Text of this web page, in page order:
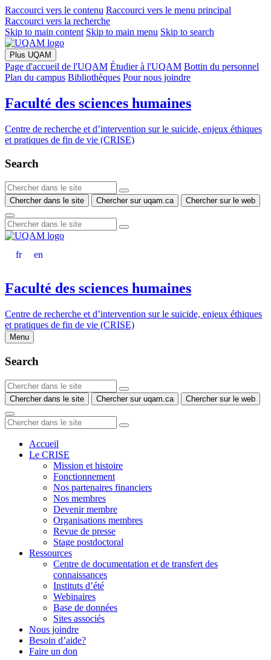
Raccourci vers le contenu Raccourci vers le menu principal
Raccourci vers la recherche
Skip to main content Skip to main menu Skip to search
Plus UQAM
Page d'accueil de l'UQAM Étudier à l'UQAM Bottin du personnel
Plan du campus Bibliothèques Pour nous joindre
Faculté des sciences humaines
Centre de recherche et d’intervention sur le suicide, enjeux éthiques
et pratiques de fin de vie (CRISE)
Search
Chercher dans le site Chercher sur uqam.ca Chercher sur le web
fr en
Faculté des sciences humaines
Centre de recherche et d’intervention sur le suicide, enjeux éthiques
et pratiques de fin de vie (CRISE)
Menu
Search
Chercher dans le site Chercher sur uqam.ca Chercher sur le web
Accueil
Le CRISE
Mission et histoire
Fonctionnement
Nos partenaires financiers
Nos membres
Devenir membre
Organisations membres
Revue de presse
Stage postdoctoral
Ressources
Centre de documentation et de transfert des
connaissances
Instituts d’été
Webinaires
Base de données
Sites associés
Nous joindre
Besoin d’aide?
Faire un don